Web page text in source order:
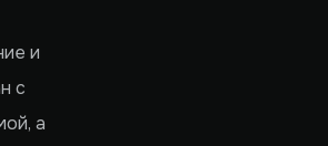
и
с
а